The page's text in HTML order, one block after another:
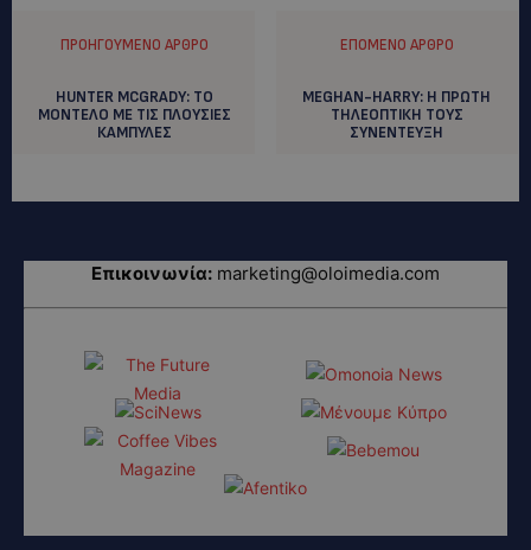
ΠΡΟΗΓΟΎΜΕΝΟ ΆΡΘΡΟ
HUNTER MCGRADY: ΤΟ
ΜΟΝΤΕΛΟ ΜΕ ΤΙΣ ΠΛΟΥΣΙΕΣ
ΚΑΜΠΥΛΕΣ
ΕΠΌΜΕΝΟ ΆΡΘΡΟ
MEGHAN-HARRY: H ΠΡΩΤΗ
ΤΗΛΕΟΠΤΙΚΗ ΤΟΥΣ
ΣΥΝΕΝΤΕΥΞΗ
Επικοινωνία: marketing@oloimedia.com